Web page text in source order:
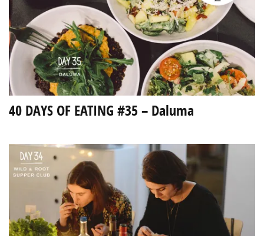
40 DAYS OF EATING #35 – Daluma